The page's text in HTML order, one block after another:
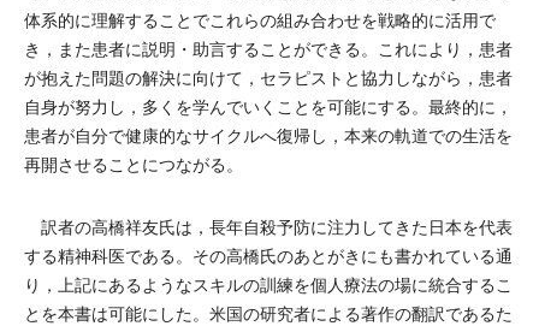
体系的に理解することでこれらの組み合わせを戦略的に活用で
き，また患者に説明・助言することができる。これにより，患者
が抱えた問題の解決に向けて，セラピストと協力しながら，患者
自身が努力し，多くを学んでいくことを可能にする。最終的に，
患者が自分で健康的なサイクルへ復帰し，本来の軌道での生活を
再開させることにつながる。
訳者の高橋祥友氏は，長年自殺予防に注力してきた日本を代表
する精神科医である。その高橋氏のあとがきにも書かれている通
り，上記にあるようなスキルの訓練を個人療法の場に統合するこ
とを本書は可能にした。米国の研究者による著作の翻訳であるた